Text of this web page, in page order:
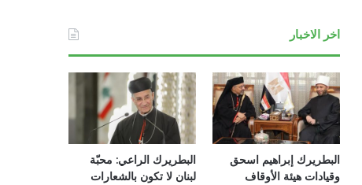
اخر الاخبار
البطريرك إبراهيم اسحق
وقيادات هيئة الأوقاف
البطريرك الراعي: محبّة
لبنان لا تكون بالشعارات